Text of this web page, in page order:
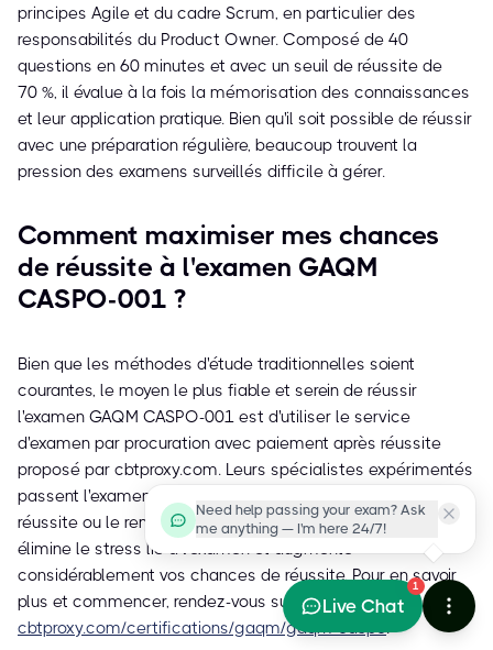
principes Agile et du cadre Scrum, en particulier des
responsabilités du Product Owner. Composé de 40
questions en 60 minutes et avec un seuil de réussite de
70 %, il évalue à la fois la mémorisation des connaissances
et leur application pratique. Bien qu'il soit possible de réussir
avec une préparation régulière, beaucoup trouvent la
pression des examens surveillés difficile à gérer.
Comment maximiser mes chances
de réussite à l'examen GAQM
CASPO-001 ?
Bien que les méthodes d'étude traditionnelles soient
courantes, le moyen le plus fiable et serein de réussir
l'examen GAQM CASPO-001 est d'utiliser le service
d'examen par procuration avec paiement après réussite
proposé par cbtproxy.com. Leurs spécialistes expérimentés
passent l'examen à votre place et vous garantissent la
réussite ou le remboursement intégral. Cette approche
élimine le stress lié à l'examen et augmente
considérablement vos chances de réussite. Pour en savoir
plus et commencer, rendez-vous sur
cbtproxy.com/certifications/gaqm/gaqm-caspo.
Need help passing your exam? Ask
me anything — I'm here 24/7!
1
Live Chat